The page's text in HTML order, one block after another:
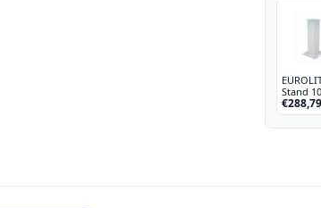
Stand
hoes en
€288,79